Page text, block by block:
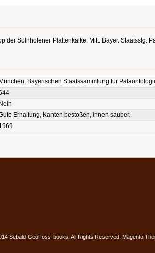
der Solnhofener Plattenkalke. Mitt. Bayer. Staatsslg.
München, Bayerischen Staatssammlung für
Nein
Erhaltung, Kanten bestoßen, innen sauber.
Sebald-GeoFoss-books. All Rights Reserved. Magento